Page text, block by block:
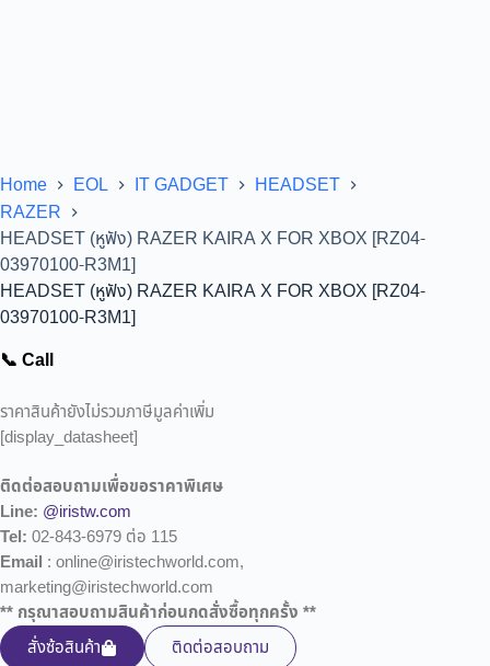
Home EOL IT GADGET
HEADSET
RAZER
HEADSET (หูฟัง) RAZER KAIRA X FOR XBOX [RZ04-
03970100-R3M1]
HEADSET (หูฟัง) RAZER KAIRA X FOR XBOX [RZ04-
03970100-R3M1]
📞 Call
ราคาสินค้ายังไม่รวมภาษีมูลค่าเพิ่ม
[display_datasheet]
ติดต่อสอบถามเพื่อขอราคาพิเศษ
Line: @iristw.com
Tel: 02-843-6979 ต่อ 115
Email : online@iristechworld.com,
marketing@iristechworld.com
** กรุณาสอบถามสินค้าก่อนกดสั่งซื้อทุกครั้ง **
สั่งซ้อสินค้า
ติดต่อสอบถาม